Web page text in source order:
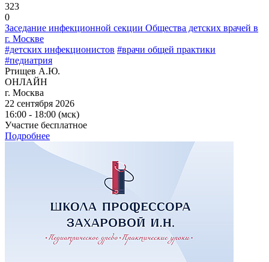
323
0
Заседание инфекционной секции Общества детских врачей в
г. Москве
#детских инфекционистов #врачи общей практики
#педиатрия
Ртищев А.Ю.
ОНЛАЙН
г. Москва
22 сентября 2026
16:00 - 18:00 (мск)
Участие бесплатное
Подробнее